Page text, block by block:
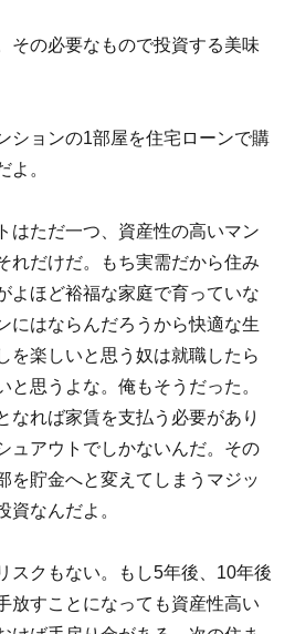
その必要なもので投資する美味
ションの1部屋を住宅ローンで購
よ。
はただ一つ、資産性の高いマン
れだけだ。もち実需だから住み
よほど裕福な家庭で育っていな
にはならんだろうから快適な生
を楽しいと思う奴は就職したら
と思うよな。俺もそうだった。
なれば家賃を支払う必要があり
ュアウトでしかないんだ。その
を貯金へと変えてしまうマジッ
資なんだよ。
スクもない。もし5年後、10年後
放すことになっても資産性高い